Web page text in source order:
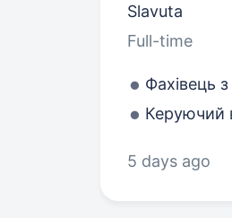
Slavuta
Full-time
Фахівець
Керуючий
5 days ago